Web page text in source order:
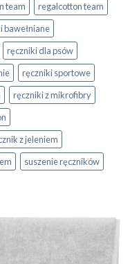
team
regalcotton team
bawełniane
ręczniki dla psów
ręczniki sportowe
ręczniki z mikrofibry
z jeleniem
suszenie ręczników